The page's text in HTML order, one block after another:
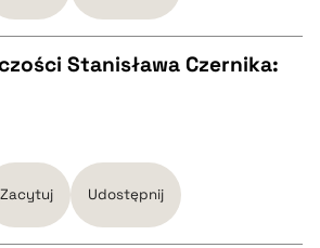
Stanisława Czernika:
Zacytuj Udostępnij